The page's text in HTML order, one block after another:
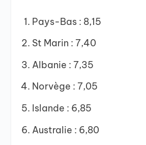
Pays-Bas : 8,15
St Marin : 7,40
Albanie : 7,35
Norvège : 7,05
Islande : 6,85
Australie : 6,80